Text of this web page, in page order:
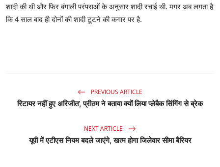
शादी की थी और फिर बंगाली परंपराओं के अनुसार शादी रचाई थी. मगर अब लगता है
कि 4 साल बाद ही दोनों की शादी टूटने की कगार पर है.
PREVIOUS ARTICLE
रिटायर नहीं हुए अरिजीत’, प्रीतम ने बताया क्यों लिया प्लेबैक सिंगिंग से ब्रेक
NEXT ARTICLE
यूपी में एटीएस नियम बदले जाएंगे, खत्म होगा जिलेवार सीमा बैरियर